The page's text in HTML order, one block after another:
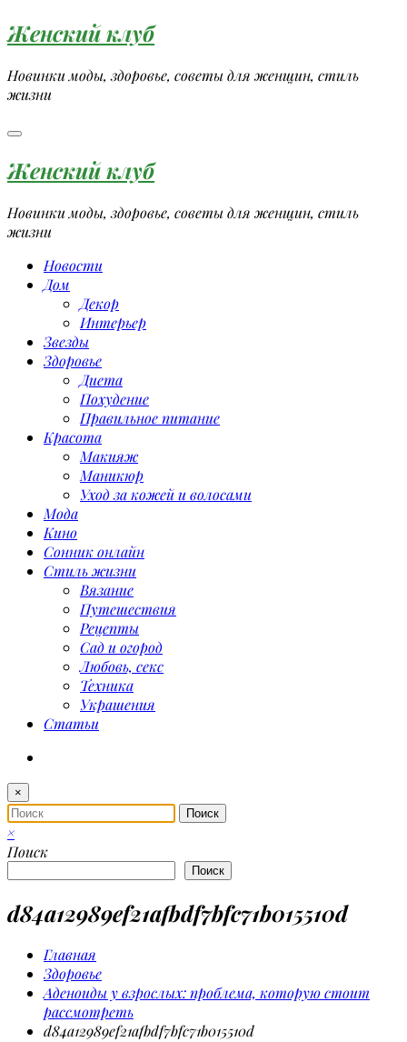
Перейти
к
содержимому
Женский клуб
Новинки моды, здоровье, советы для женщин, стиль
жизни
Женский клуб
Новинки моды, здоровье, советы для женщин, стиль
жизни
Новости
Дом
Декор
Интерьер
Звезды
Здоровье
Диета
Похудение
Правильное питание
Красота
Макияж
Маникюр
Уход за кожей и волосами
Мода
Кино
Сонник онлайн
Стиль жизни
Вязание
Путешествия
Рецепты
Сад и огород
Любовь, секс
Техника
Украшения
Статьи
×
×
Поиск
Поиск
d84a12989ef21afbdf7bfc71b015510d
Главная
Здоровье
Аденоиды у взрослых: проблема, которую стоит
рассмотреть
d84a12989ef21afbdf7bfc71b015510d